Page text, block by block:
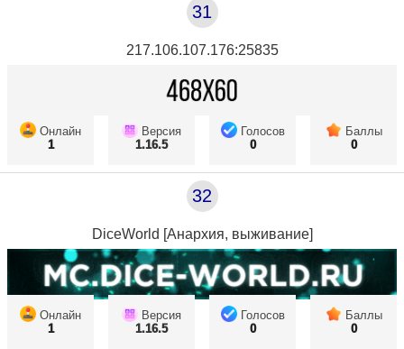
31
217.106.107.176:25835
Онлайн
1
Версия
1.16.5
Голосов
0
Баллы
0
32
DiceWorld [Анархия, выживание]
Онлайн
1
Версия
1.16.5
Голосов
0
Баллы
0